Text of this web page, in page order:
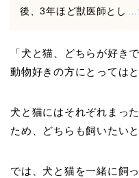
後、3年ほど獣医師とし
「犬と猫、どちらが好き
動物好きの方にとっては
犬と猫にはそれぞれまっ
ため、どちらも飼いたい
では、犬と猫を一緒に飼